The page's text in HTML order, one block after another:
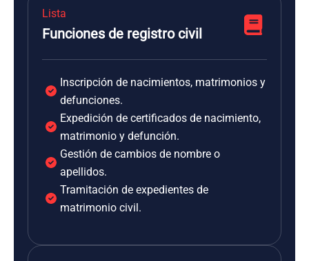
Lista
Funciones de registro civil
Inscripción de nacimientos, matrimonios y
defunciones.
Expedición de certificados de nacimiento,
matrimonio y defunción.
Gestión de cambios de nombre o
apellidos.
Tramitación de expedientes de
matrimonio civil.